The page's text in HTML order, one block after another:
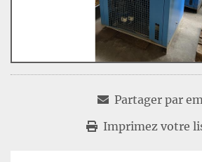
Partager par
Imprimez votre